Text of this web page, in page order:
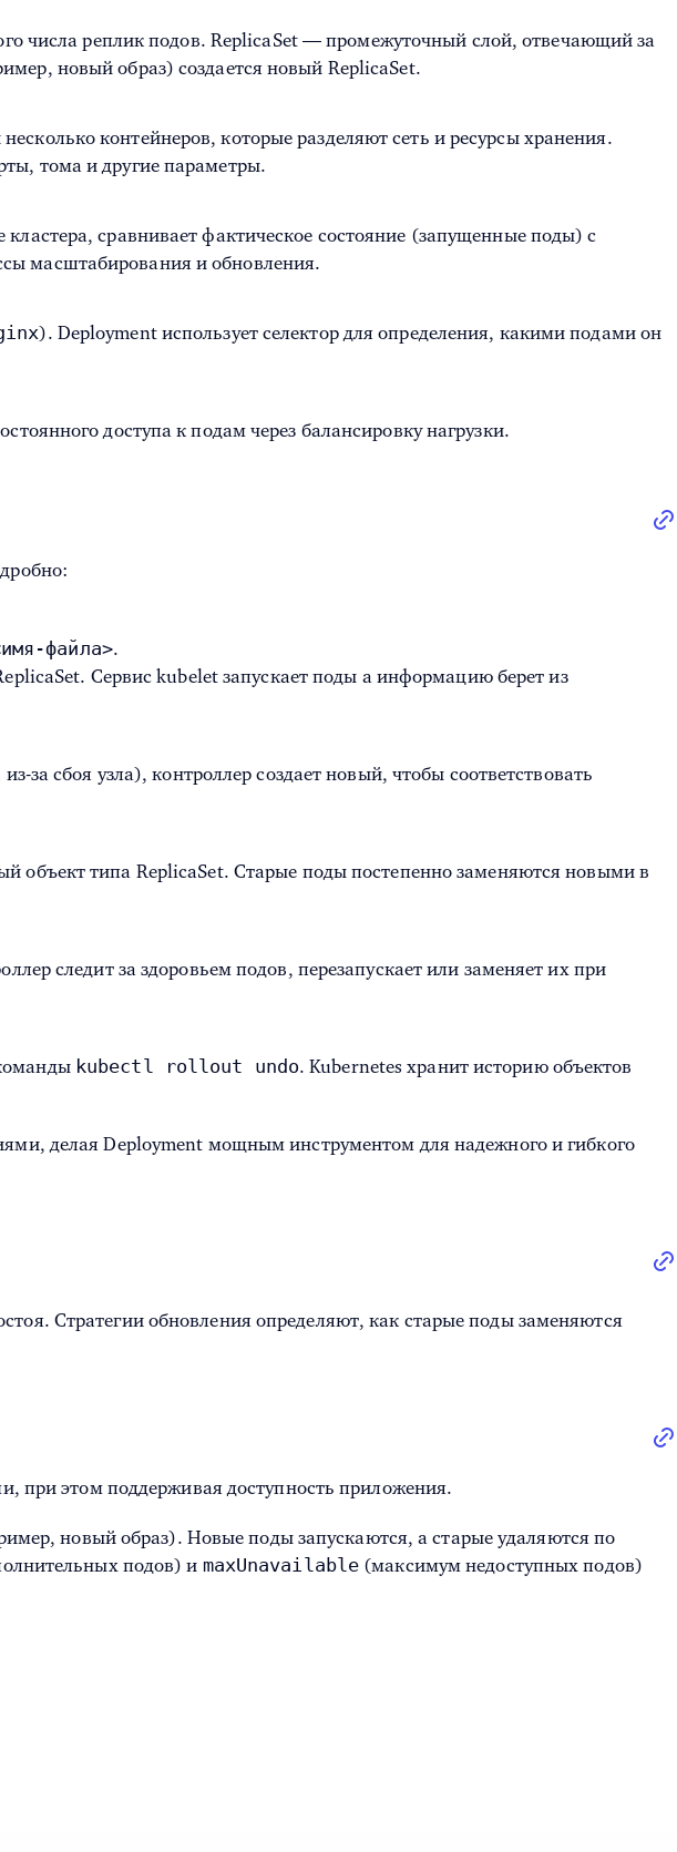
числа реплик подов. ReplicaSet — промежуточный слой, отвечающий за
новый образ) создается новый ReplicaSet.
контейнеров, которые разделяют сеть и ресурсы хранения.
тома и другие параметры.
сравнивает фактическое состояние (запущенные поды) с
масштабирования и обновления.
). Deployment использует селектор для определения, какими подами он
доступа к подам через балансировку нагрузки.
файла>.
Сервис kubelet запускает поды а информацию берет из
за сбоя узла), контроллер создает новый, чтобы соответствовать
объект типа ReplicaSet. Старые поды постепенно заменяются новыми в
следит за здоровьем подов, перезапускает или заменяет их при
kubectl rollout undo. Kubernetes хранит историю объектов
делая Deployment мощным инструментом для надежного и гибкого
Стратегии обновления определяют, как старые поды заменяются
при этом поддерживая доступность приложения.
новый образ). Новые поды запускаются, а старые удаляются по
подов) и maxUnavailable (максимум недоступных подов)